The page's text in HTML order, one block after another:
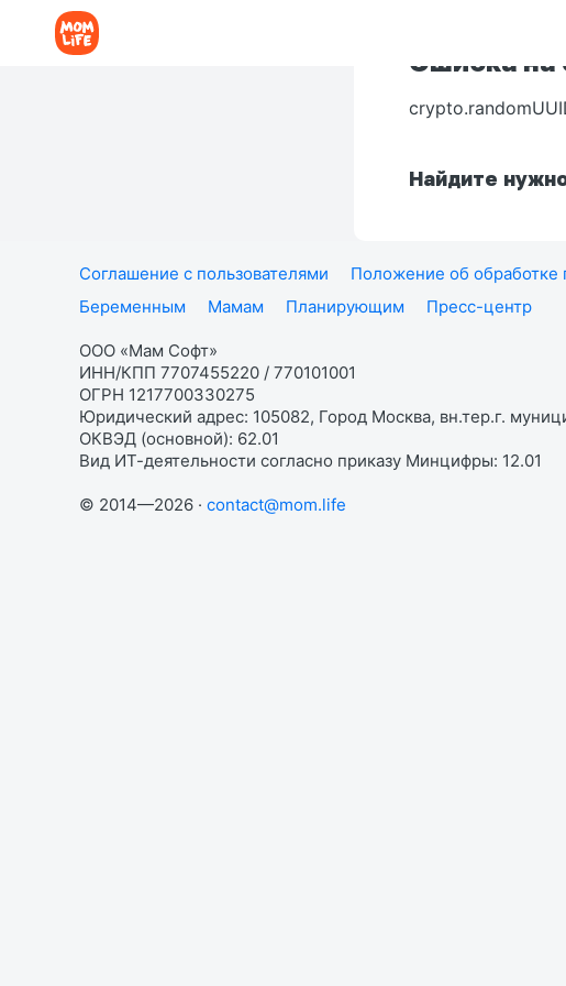
Ошибка на
Найдите
Соглашение с пользователями Положение об обработке
Беременным
Мамам Планирующим Пресс-центр
ООО «Мам Софт»
ИНН/КПП 7707455220 / 770101001
ОГРН 1217700330275
Юридический адрес: 105082, Город Москва, вн.тер.г.
ОКВЭД (основной): 62.01
Вид ИТ-деятельности согласно приказу Минцифры: 12.01
© 2014—2026 · contact@mom.life